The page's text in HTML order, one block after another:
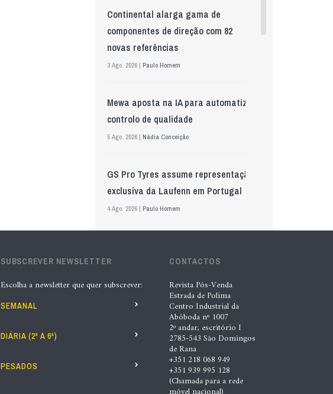
Continental alarga gama de
componentes de direção com 82
novas referências
3 Ago. 2026 | Paulo Homem
Mewa aposta na IA para automatizar
controlo de qualidade
5 Ago. 2026 | Nádia Conceição
GS Pro Tyres assume representação
exclusiva da Laufenn em Portugal
4 Ago. 2026 | Paulo Homem
lubrificantes, serviços e embalagens
na Automechanika
Nádia Conceição
“A INDASA procura ajudar os seus
clientes a identificar oportunidades
de melhoria ao longo de todo o
processo de reparação””, Tiago
SUBSCREVER NEWSLETTER
Escolha a newsletter que quer subscrever:
SEMANAL
DIÁRIA (2ª A 6ª)
PESADOS
CONTACTOS
Revista Pós-Venda
Estrada de Polima
Centro Industrial da
Abóboda nº 1007
2º andar, escritório I
2785-543 São Domingos
de Rana
+351 218 068 949
+351 939 995 128
(Chamada para a rede